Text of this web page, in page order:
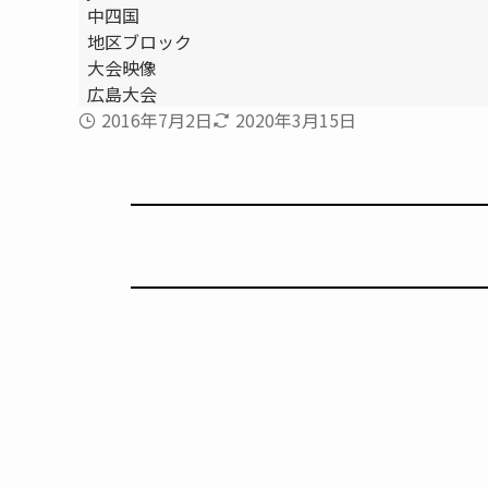
中四国
地区ブロック
大会映像
広島大会
2016年7月2日
2020年3月15日